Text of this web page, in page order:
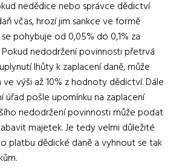
nedědice nebo správce dědictví
včas, hrozí jim sankce ve formě
pohybuje od 0,05% do 0,1% za
nedodržení povinnosti přetrvá
lhůty k zaplacení daně, může
výši až 10% z hodnoty dědictví. Dále
úřad pošle upomínku na zaplacení
nedodržení povinnosti může podat
majetek. Je tedy velmi důležité
platbu dědické daně a vyhnout se tak